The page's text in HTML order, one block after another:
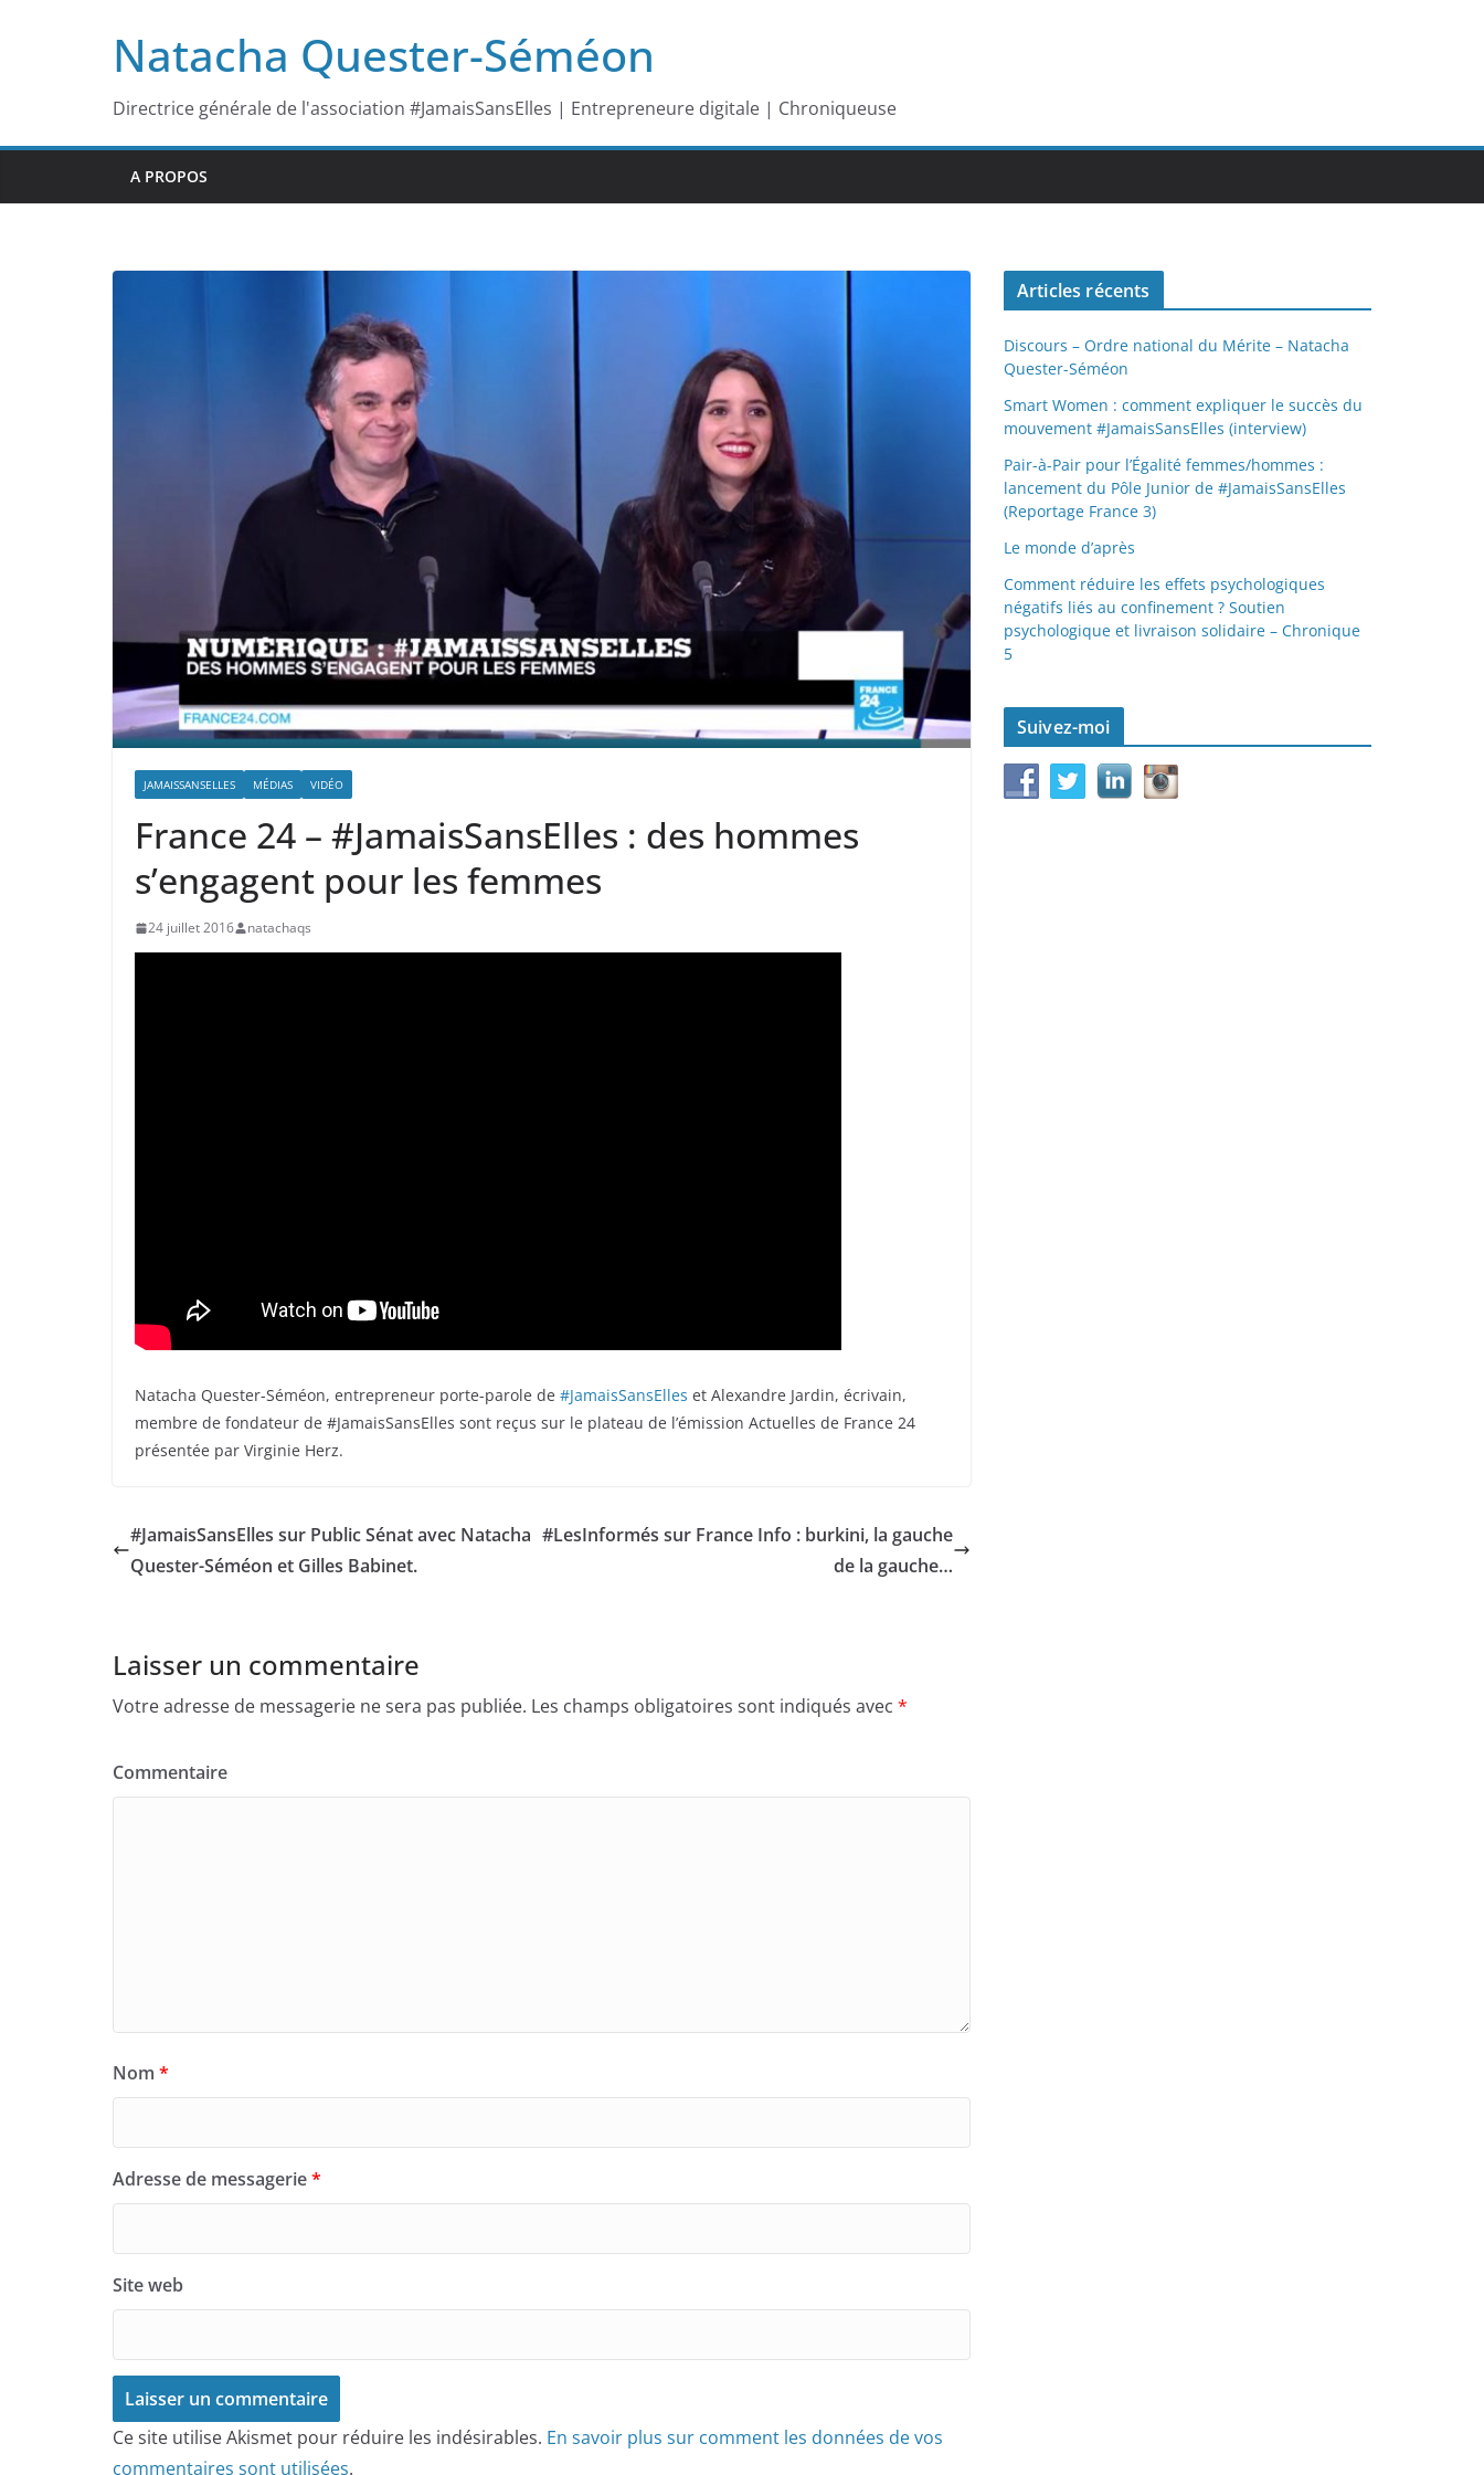
Natacha Quester-Séméon
Directrice générale de l'association #JamaisSansElles | Entrepreneure digitale | Chroniqueuse
A PROPOS
JAMAISSANSELLES MÉDIAS VIDÉO
France 24 – #JamaisSansElles : des hommes
s’engagent pour les femmes
24 juillet 2016 natachaqs
Natacha Quester-Séméon, entrepreneur porte-parole de #JamaisSansElles et Alexandre Jardin, écrivain,
membre de fondateur de #JamaisSansElles sont reçus sur le plateau de l’émission Actuelles de France 24
présentée par Virginie Herz.
#JamaisSansElles sur Public Sénat avec Natacha
Quester-Séméon et Gilles Babinet.
#LesInformés sur France Info : burkini, la gauche
de la gauche…
Laisser un commentaire
Votre adresse de messagerie ne sera pas publiée. Les champs obligatoires sont indiqués avec *
Commentaire
Nom *
Adresse de messagerie*
Site web
Ce site utilise Akismet pour réduire les indésirables. En savoir plus sur comment les données de vos
commentaires sont utilisées.
Articles récents
Discours – Ordre national du Mérite – Natacha
Quester-Séméon
Smart Women : comment expliquer le succès du
mouvement #JamaisSansElles (interview)
Pair-à-Pair pour l’Égalité femmes/hommes :
lancement du Pôle Junior de #JamaisSansElles
(Reportage France 3)
Le monde d’après
Comment réduire les effets psychologiques
négatifs liés au confinement ? Soutien
psychologique et livraison solidaire – Chronique
5
Suivez-moi